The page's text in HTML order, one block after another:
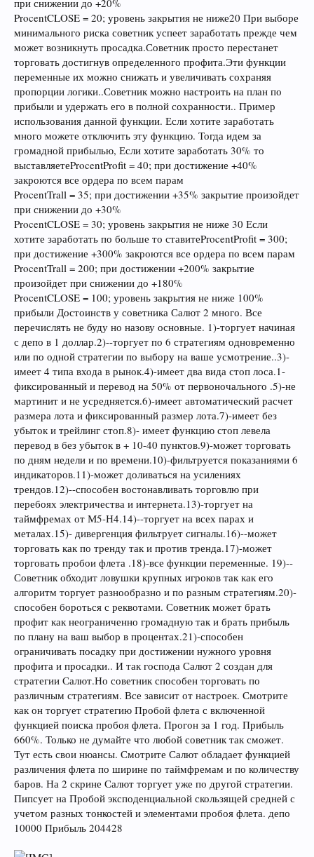
ProcentCLOSE = 20; уровень закрытия не ниже20 При выборе
минимального риска советник успеет заработать прежде чем
может возникнуть просадка.Советник просто перестанет
торговать достигнув определенного профита.Эти функции
переменные их можно снижать и увеличивать сохраняя
пропорции логики..Советник можно настроить на план по
прибыли и удержать его в полной сохранности.. Пример
использования данной функции. Если хотите заработать
много можете отключить эту функцию. Тогда идем за
громадной прибылью, Если хотите заработать 30% то
выставляетеProcentProfit = 40; при достижение +40%
закроются все ордера по всем парам
ProcentTrall = 35; при достижении +35% закрытие произойдет
при снижении до +30%
ProcentCLOSE = 30; уровень закрытия не ниже 30 Если
хотите заработать по больше то ставитеProcentProfit = 300;
при достижение +300% закроются все ордера по всем парам
ProcentTrall = 200; при достижении +200% закрытие
произойдет при снижении до +180%
ProcentCLOSE = 100; уровень закрытия не ниже 100%
прибыли Достоинств у советника Салют 2 много. Все
перечислять не буду но назову основные. 1)-торгует начиная
с депо в 1 доллар.2)--торгует по 6 стратегиям одновременно
или по одной стратегии по выбору на ваше усмотрение..3)-
имеет 4 типа входа в рынок.4)-имеет два вида стоп лоса.1-
фиксированный и перевод на 50% от первоночального .5)-не
мартинит и не усредняется.6)-имеет автоматический расчет
размера лота и фиксированный размер лота.7)-имеет без
убыток и трейлинг стоп.8)- имеет функцию стоп левела
перевод в без убыток в + 10-40 пунктов.9)-может торговать
по дням недели и по времени.10)-фильтруется показаниями 6
индикаторов.11)-может доливаться на усилениях
трендов.12)--способен востонавливать торговлю при
перебоях электричества и интернета.13)-торгует на
таймфремах от М5-Н4.14)--торгует на всех парах и
металах.15)- дивергенция фильтрует сигналы.16)--может
торговать как по тренду так и против тренда.17)-может
торговать пробои флета .18)-все функции переменные. 19)--
Советник обходит ловушки крупных игроков так как его
алгоритм торгует разнообразно и по разным стратегиям.20)-
способен бороться с реквотами. Советник может брать
профит как неограниченно громадную так и брать прибыль
по плану на ваш выбор в процентах.21)-способен
ограничивать посадку при достижении нужного уровня
профита и просадки.. И так господа Салют 2 создан для
стратегии Салют.Но советник способен торговать по
различным стратегиям. Все зависит от настроек. Смотрите
как он торгует стратегию Пробой флета с включенной
функцией поиска пробоя флета. Прогон за 1 год. Прибыль
660%. Только не думайте что любой советник так сможет.
Тут есть свои нюансы. Смотрите Салют обладает функцией
различения флета по ширине по таймфремам и по количеству
баров. На 2 скрине Салют торгует уже по другой стратегии.
Пипсует на Пробой эксподенциальной скользящей средней с
учетом разных тонкостей и элементами пробоя флета. депо
10000 Прибыль 204428